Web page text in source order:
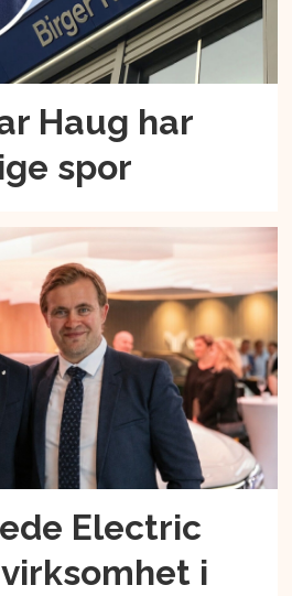
Haug har
spor
Electric
i